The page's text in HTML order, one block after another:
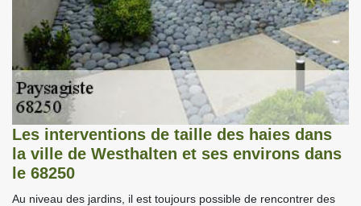
Les interventions de taille des haies dans
la ville de Westhalten et ses environs dans
le 68250
Au niveau des jardins, il est toujours possible de rencontrer des